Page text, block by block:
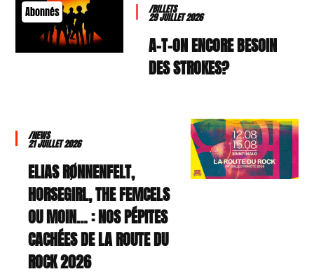
Abonnés /BILLETS
29 JUILLET 2026
A-T-ON ENCORE BESOIN
DES STROKES?
/NEWS
21 JUILLET 2026
ELIAS RØNNENFELT,
HORSEGIRL, THE FEMCELS
OU MOIN… : NOS PÉPITES
CACHÉES DE LA ROUTE DU
ROCK 2026